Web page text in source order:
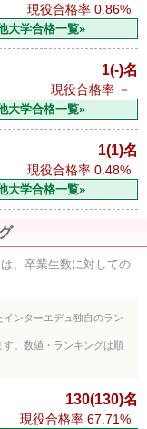
現役合格率 0.86%
大学合格一覧»
1(-)名
現役合格率 －
大学合格一覧»
1(1)名
現役合格率 0.48%
大学合格一覧»
、卒業生数に対しての
ンターエデュ独自のラン
。数値・ランキングは順
130(130)名
現役合格率 67.71%